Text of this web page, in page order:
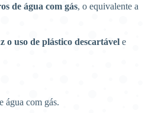
de água com gás, o equivalente a
o uso de plástico descartável e
água com gás.